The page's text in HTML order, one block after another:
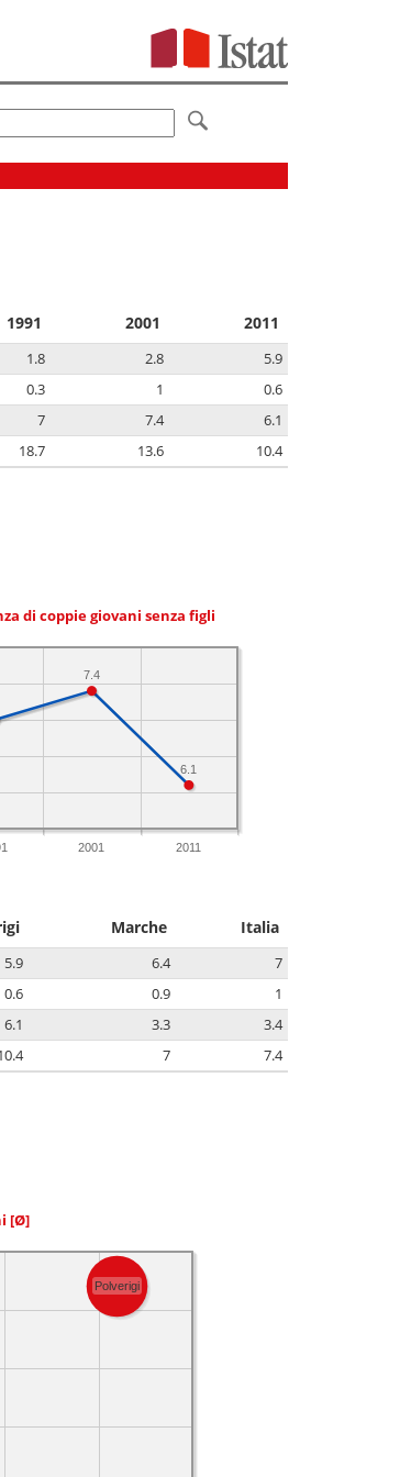
1991 2001 2011
1.8 2.8
5.9
0.3 1
0.6
7 7.4
6.1
18.7 13.6 10.4
di coppie giovani senza figli
2001 2011
6.1
7.4
Marche Italia
5.9 6.4
7
0.6 0.9
1
6.1 3.3
3.4
7 7.4
[Ø]
Polverigi